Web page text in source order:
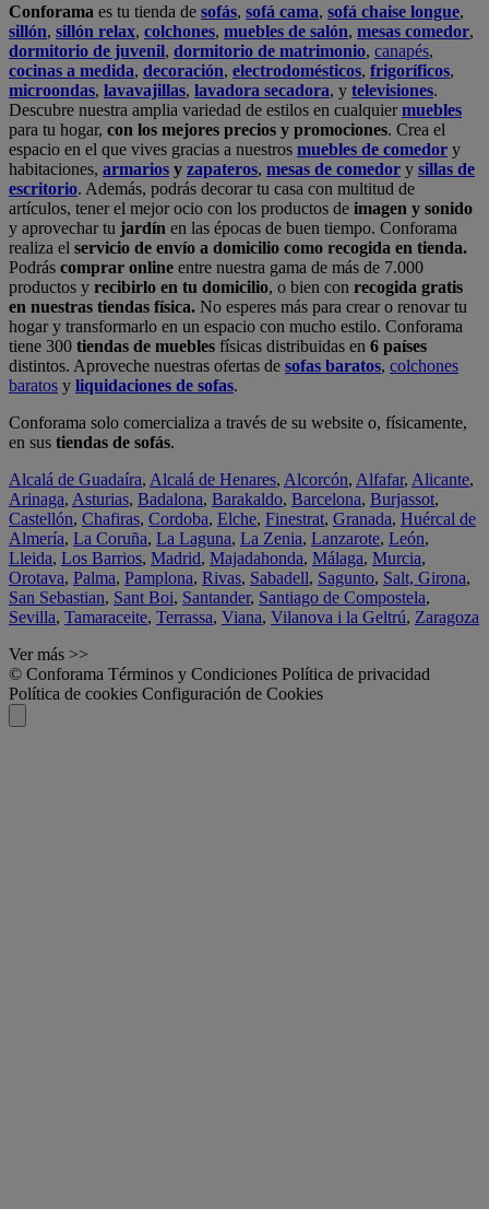
Conforama es tu tienda de sofás, sofá cama, sofá chaise longue,
sillón, sillón relax, colchones, muebles de salón, mesas comedor,
dormitorio de juvenil, dormitorio de matrimonio, canapés,
cocinas a medida, decoración, electrodomésticos, frigoríficos,
microondas, lavavajillas, lavadora secadora, y televisiones.
Descubre nuestra amplia variedad de estilos en cualquiermuebles
para tu hogar, con los mejores precios y promociones. Crea el
espacio en el que vives gracias a nuestros muebles de comedor y
habitaciones, armarios y zapateros, mesas de comedor y sillas de
escritorio. Además, podrás decorar tu casa con multitud de
artículos, tener el mejor ocio con los productos de imagen y sonido
y aprovechar tu jardín en las épocas de buen tiempo. Conforama
realiza el servicio de envío a domicilio como recogida en tienda.
Podrás comprar online entre nuestra gama de más de 7.000
productos y recibirlo en tu domicilio, o bien con recogida gratis
en nuestras tiendas física. No esperes más para crear o renovar tu
hogar y transformarlo en un espacio con mucho estilo. Conforama
tiene 300 tiendas de muebles físicas distribuidas en 6 países
distintos. Aproveche nuestras ofertas de sofas baratos, colchones
baratos y liquidaciones de sofas.
Conforama solo comercializa a través de su website o, físicamente,
en sus tiendas de sofás.
Alcalá de Guadaíra, Alcalá de Henares, Alcorcón, Alfafar, Alicante,
Arinaga, Asturias, Badalona, Barakaldo, Barcelona, Burjassot,
Castellón, Chafiras, Cordoba, Elche, Finestrat, Granada, Huércal de
Almería, La Coruña, La Laguna, La Zenia, Lanzarote, León,
Lleida, Los Barrios, Madrid, Majadahonda, Málaga, Murcia,
Orotava, Palma, Pamplona, Rivas, Sabadell, Sagunto, Salt, Girona,
San Sebastian, Sant Boi, Santander, Santiago de Compostela,
Sevilla, Tamaraceite, Terrassa, Viana, Vilanova i la Geltrú, Zaragoza
Ver más >>
© Conforama Términos y Condiciones Política de privacidad
Política de cookies Configuración de Cookies